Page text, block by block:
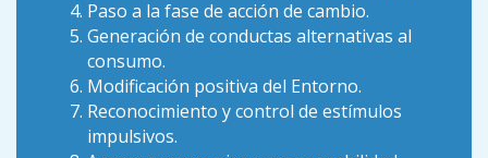
Paso a la fase de acción de cambio.
Generación de conductas alternativas al
consumo.
Modificación positiva del Entorno.
Reconocimiento y control de estímulos
impulsivos.